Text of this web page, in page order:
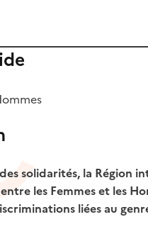
solidarités, la Région
les Femmes et les
liées au